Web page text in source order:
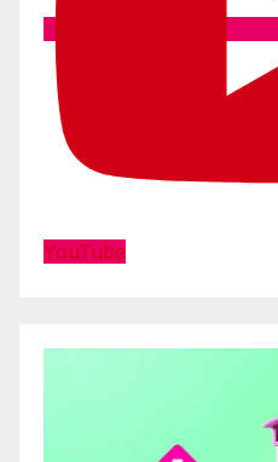
YouTube